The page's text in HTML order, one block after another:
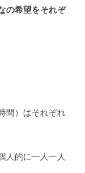
の希望をそれぞ
間）はそれぞれ
人的に一人一人